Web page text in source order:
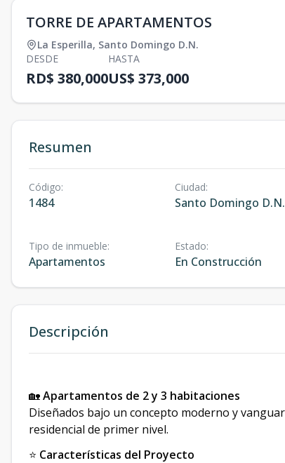
TORRE DE APARTAMENTOS
La Esperilla, Santo Domingo D.N.
DESDE
RD$ 380,000
HASTA
US$ 373,000
Resumen
Código:
1484
Ciudad:
Santo Domingo D.N.
Tipo de inmueble:
Apartamentos
Estado:
En Construcción
Descripción
🏡Apartamentos de 2 y 3 habitaciones
Diseñados bajo un concepto moderno y
residencial de primer nivel.
⭐ Características del Proyecto